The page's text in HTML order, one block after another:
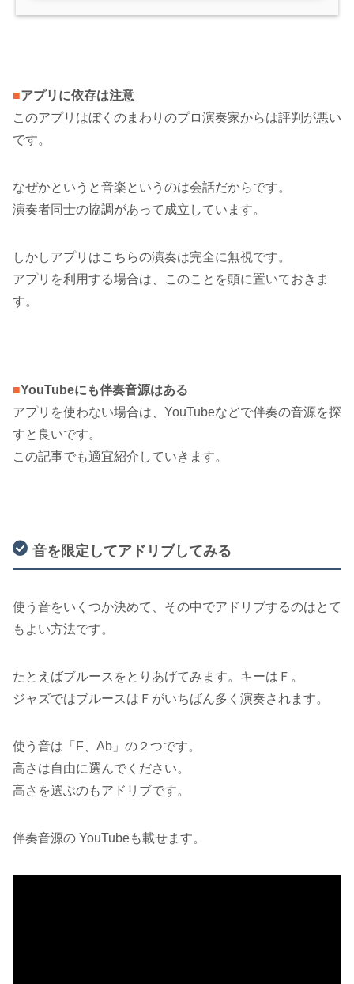
■アプリに依存は注意
このアプリはぼくのまわりのプロ演奏家からは評判が悪い
です。
なぜかというと音楽というのは会話だからです。
演奏者同士の協調があって成立しています。
しかしアプリはこちらの演奏は完全に無視です。
アプリを利用する場合は、このことを頭に置いておきま
す。
■YouTubeにも伴奏音源はある
アプリを使わない場合は、YouTubeなどで伴奏の音源を探
すと良いです。
この記事でも適宜紹介していきます。
音を限定してアドリブしてみる
使う音をいくつか決めて、その中でアドリブするのはとて
もよい方法です。
たとえばブルースをとりあげてみます。キーはＦ。
ジャズではブルースはＦがいちばん多く演奏されます。
使う音は「F、Ab」の２つです。
高さは自由に選んでください。
高さを選ぶのもアドリブです。
伴奏音源の YouTubeも載せます。